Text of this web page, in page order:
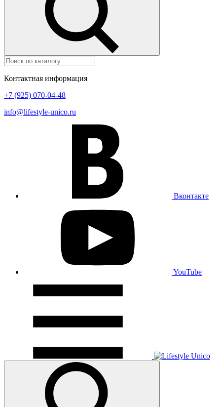
Контактная информация
+7 (925) 070-04-48
info@lifestyle-unico.ru
Вконтакте
YouTube